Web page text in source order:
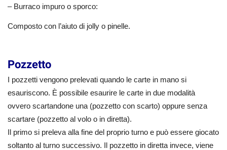
– Burraco impuro o sporco:
Composto con l’aiuto di jolly o pinelle.
Pozzetto
I pozzetti vengono prelevati quando le carte in mano si
esauriscono. È possibile esaurire le carte in due modalità
ovvero scartandone una (pozzetto con scarto) oppure senza
scartare (pozzetto al volo o in diretta).
Il primo si preleva alla fine del proprio turno e può essere giocato
soltanto al turno successivo. Il pozzetto in diretta invece, viene